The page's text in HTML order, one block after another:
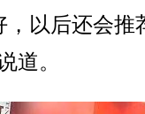
以后还会推
道。